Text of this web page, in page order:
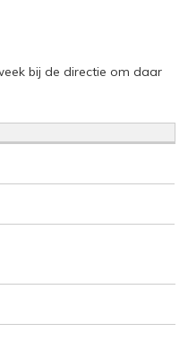
bij de directie om daar